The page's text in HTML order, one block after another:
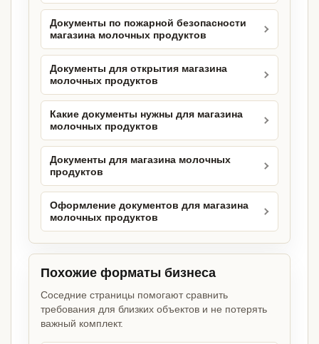
Документы по пожарной безопасности
магазина молочных продуктов
Документы для открытия магазина
молочных продуктов
Какие документы нужны для магазина
молочных продуктов
Документы для магазина молочных
продуктов
Оформление документов для магазина
молочных продуктов
Похожие форматы бизнеса
Соседние страницы помогают сравнить
требования для близких объектов и не потерять
важный комплект.